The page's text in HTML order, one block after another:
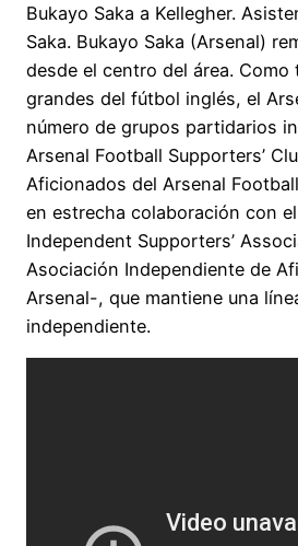
Bukayo Saka a Kellegher.
Saka. Bukayo Saka (Arsenal)
desde el centro del área.
grandes del fútbol inglés, el
número de grupos partidarios
Arsenal Football Supporters’
Aficionados del Arsenal
en estrecha colaboración con
Independent Supporters’
Asociación Independiente de
Arsenal-, que mantiene una
independiente.